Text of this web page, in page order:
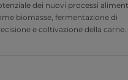
dei nuovi processi
biomasse, fermentazione di
e coltivazione della carne.